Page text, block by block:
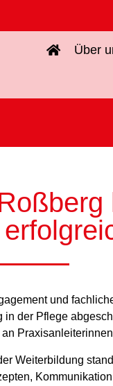
Über
und
in der Pflege
Weiterbildung